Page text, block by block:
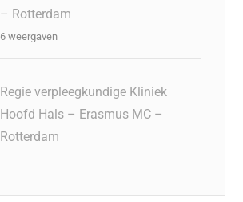
– Rotterdam
6 weergaven
Regie verpleegkundige Kliniek
Hoofd Hals – Erasmus MC –
Rotterdam